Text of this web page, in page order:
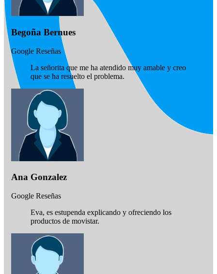
Begoña Bernues
Google Reseñas
La señorita que me ha atendido muy amable y creo
que se ha resuelto el problema.
Ana Gonzalez
Google Reseñas
Eva, es estupenda explicando y ofreciendo los
productos de movistar.